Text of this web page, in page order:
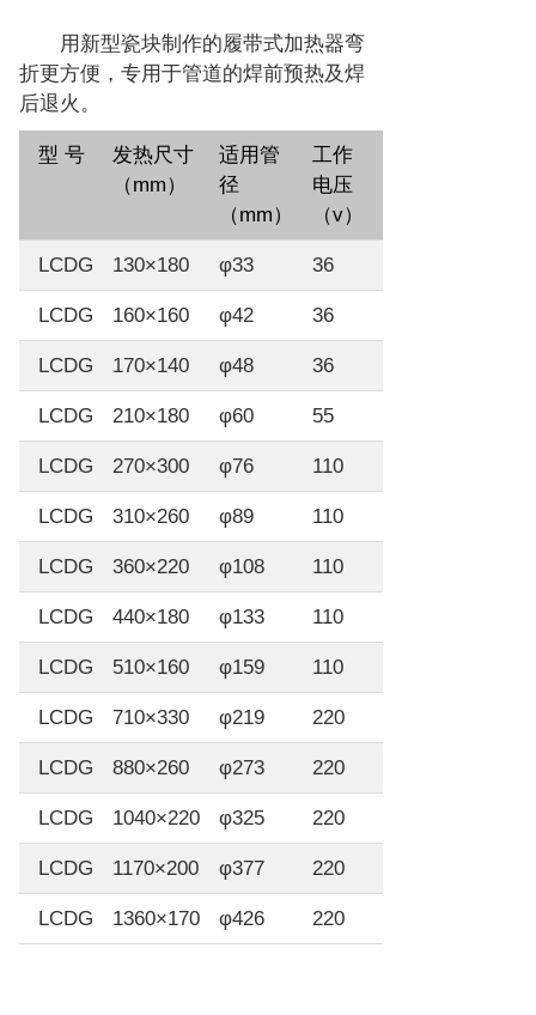
用新型瓷块制作的履带式加热器弯
折更方便，专用于管道的焊前预热及焊
后退火。
型 号
发热尺寸
（mm）
适用管
径
（mm）
工作
电压
（v）
LCDG 130×180 φ33 36
LCDG 160×160 φ42 36
LCDG 170×140 φ48 36
LCDG 210×180 φ60 55
LCDG 270×300 φ76 110
LCDG 310×260 φ89 110
LCDG 360×220 φ108 110
LCDG 440×180 φ133 110
LCDG 510×160 φ159 110
LCDG 710×330 φ219 220
LCDG 880×260 φ273 220
LCDG 1040×220 φ325 220
LCDG 1170×200 φ377 220
LCDG 1360×170 φ426 220